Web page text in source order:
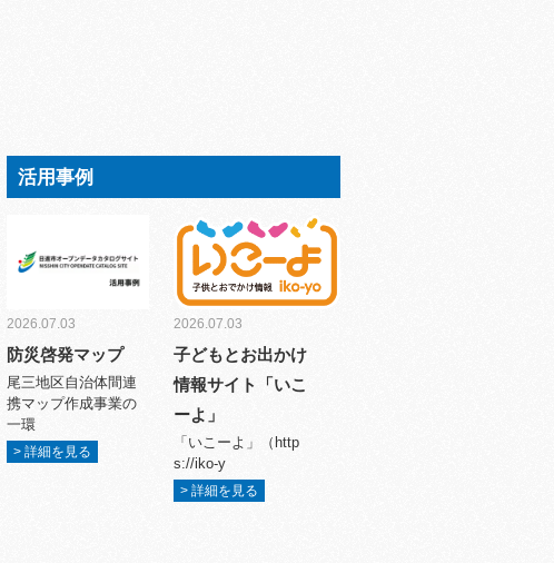
活用事例
2026.07.03
防災啓発マップ
尾三地区自治体間連
携マップ作成事業の
一環
> 詳細を見る
2026.07.03
子どもとお出かけ
情報サイト「いこ
ーよ」
「いこーよ」（http
s://iko-y
> 詳細を見る